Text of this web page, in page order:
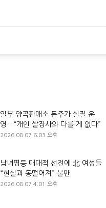
일부 양곡판매소 돈주가 실질 운
영…“개인 쌀장사와 다를 게 없다”
2026.08.07 6:03 오후
남녀평등 대대적 선전에 北 여성들
“현실과 동떨어져” 불만
2026.08.07 4:01 오후